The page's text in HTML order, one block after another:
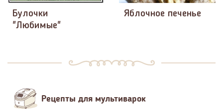
Булочки
"Любимые"
Яблочное печенье
Рецепты для мультиварок